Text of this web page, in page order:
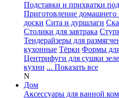
Подставки и прихватки
Приготовление
доски Сита и дуршлаги
Столики для завтрака
Тендерайзеры для
кухонные Тёрки Формы
Центрифуги для сушки
кухни ... Показать все
N
Дом
Аксессуары для ванной